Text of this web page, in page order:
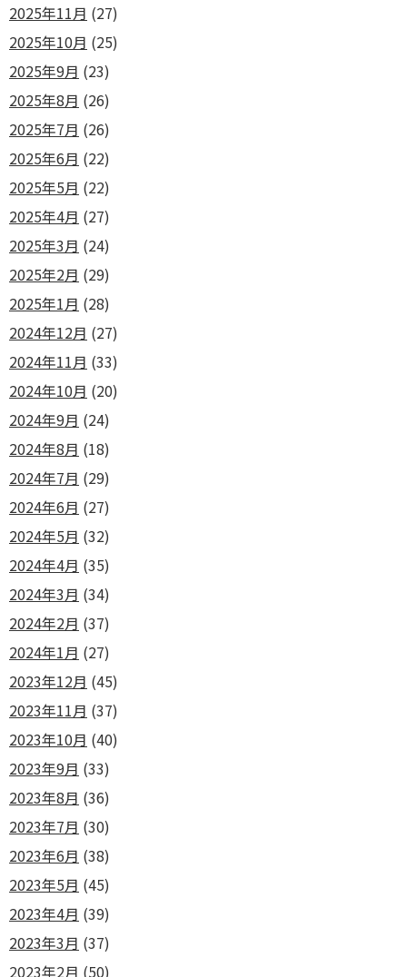
2025年11月 (27)
2025年10月 (25)
2025年9月 (23)
2025年8月 (26)
2025年7月 (26)
2025年6月 (22)
2025年5月 (22)
2025年4月 (27)
2025年3月 (24)
2025年2月 (29)
2025年1月 (28)
2024年12月 (27)
2024年11月 (33)
2024年10月 (20)
2024年9月 (24)
2024年8月 (18)
2024年7月 (29)
2024年6月 (27)
2024年5月 (32)
2024年4月 (35)
2024年3月 (34)
2024年2月 (37)
2024年1月 (27)
2023年12月 (45)
2023年11月 (37)
2023年10月 (40)
2023年9月 (33)
2023年8月 (36)
2023年7月 (30)
2023年6月 (38)
2023年5月 (45)
2023年4月 (39)
2023年3月 (37)
2023年2月 (50)